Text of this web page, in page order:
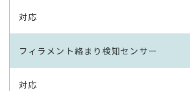
対応
フィラメント絡まり検知センサー
対応